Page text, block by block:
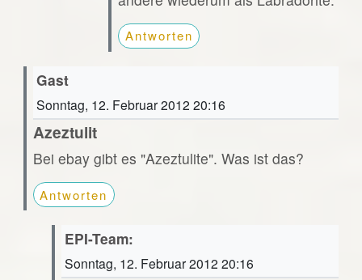
Antworten
Gast
Sonntag, 12. Februar 2012 20:16
Azeztulit
Bei ebay gibt es "Azeztulite". Was ist das?
Antworten
EPI-Team:
Sonntag, 12. Februar 2012 20:16